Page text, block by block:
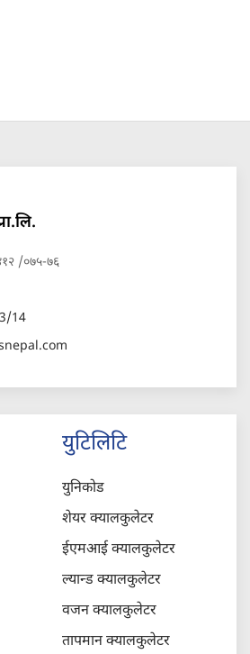
/०७५-७६
14
युटिलिटि
युनिकोड
शेयर क्यालकुलेटर
ईएमआई क्यालकुलेटर
ल्यान्ड क्यालकुलेटर
वजन क्यालकुलेटर
तापमान क्यालकुलेटर